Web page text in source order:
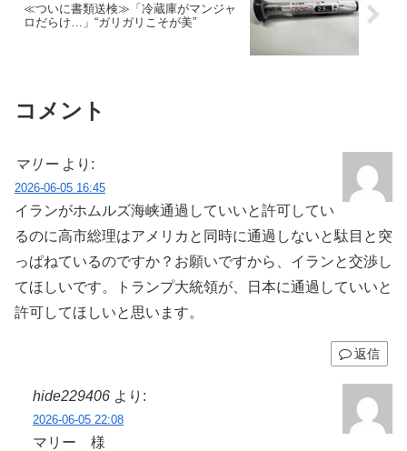
≪ついに書類送検≫「冷蔵庫がマンジャ
ロだらけ…」“ガリガリこそが美”
コメント
マリー より:
2026-06-05 16:45
イランがホムルズ海峡通過していいと許可してい
るのに高市総理はアメリカと同時に通過しないと駄目と突
っぱねているのですか？お願いですから、イランと交渉し
てほしいです。トランプ大統領が、日本に通過していいと
許可してほしいと思います。
返信
hide229406 より:
2026-06-05 22:08
マリー 様